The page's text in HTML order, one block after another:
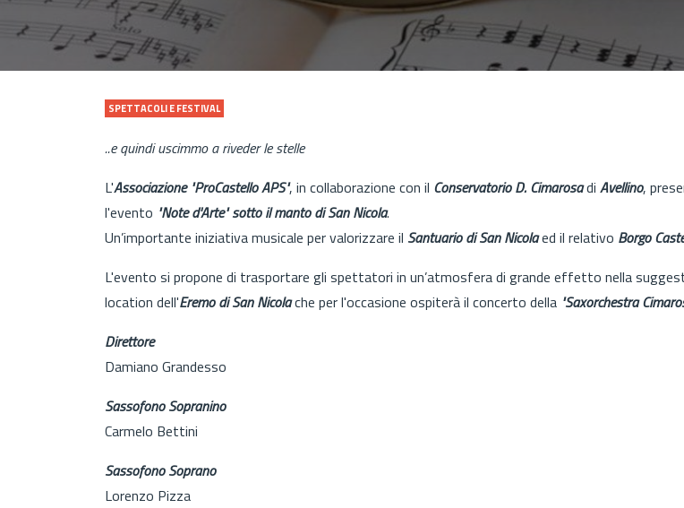
SPETTACOLI E FESTIVAL
..e quindi uscimmo a riveder le stelle
L'Associazione "ProCastello APS", in collaborazione con il Conservatorio D. Cimarosadi Avellino,
l'evento "Note d'Arte" sotto il manto di San Nicola.
Un’importante iniziativa musicale per valorizzare il Santuario di San Nicolaed il relativo Borgo
L'evento si propone di trasportare gli spettatori in un’atmosfera di grande effetto nella
location dell'Eremo di San Nicolache per l'occasione ospiterà il concerto della "Saxorchestra
Direttore
Damiano Grandesso
Sassofono Sopranino
Carmelo Bettini
Sassofono Soprano
Lorenzo Pizza